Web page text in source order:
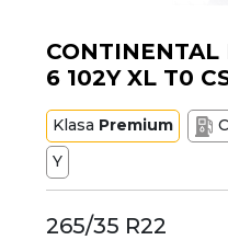
CONTINENTAL
6 102Y XL T0
Klasa Premium C
Y
265/35 R22